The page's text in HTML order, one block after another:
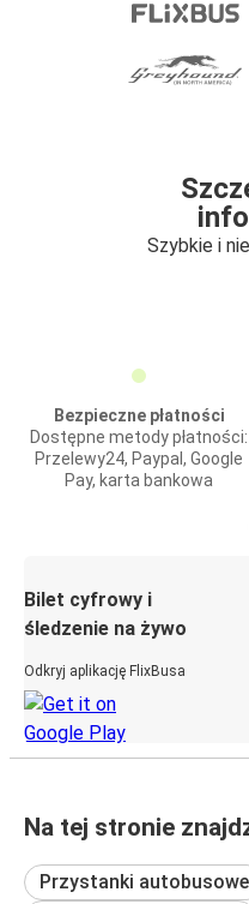
Szybkie i
Bezpieczne płatności
Dostępne metody płatności:
Przelewy24, Paypal, Google
Pay, karta bankowa
Bilet cyfrowy i
śledzenie na żywo
Odkryj aplikację FlixBusa
Na tej stronie
Przystanki autobusowe